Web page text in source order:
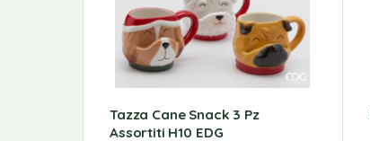
Tazza Cane Snack 3 Pz
Assortiti H10 EDG